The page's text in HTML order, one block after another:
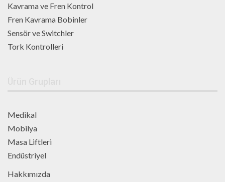
Kavrama ve Fren Kontrol
Fren Kavrama Bobinler
Sensör ve Switchler
Tork Kontrolleri
Medikal
Mobilya
Masa Liftleri
Endüstriyel
Hakkımızda